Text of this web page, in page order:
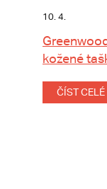
10. 4.
kožené
ČÍST CELÉ